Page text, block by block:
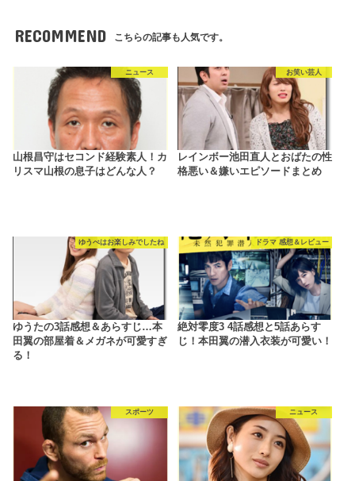
RECOMMEND こちらの記事も人気です。
ニュース
山根昌守はセコンド経験素人！カ
リスマ山根の息子はどんな人？
お笑い芸人
レインボー池田直人とおばたの性
格悪い＆嫌いエピソードまとめ
ゆうべはお楽しみでしたね
ゆうたの3話感想＆あらすじ…本
田翼の部屋着＆メガネが可愛すぎ
る！
ドラマ 感想＆レビュー
絶対零度3 4話感想と5話あらす
じ！本田翼の潜入衣装が可愛い！
スポーツ ニュース